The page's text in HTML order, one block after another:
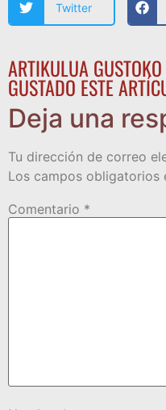
Twitter
ARTIKULUA
GUSTADO ESTE
Deja una
Tu dirección de correo
Los campos obligatorios
Comentario *